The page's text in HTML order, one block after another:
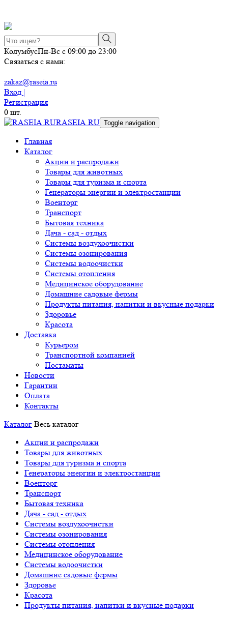
КолумбусПн-Вс с 09:00 до 23:00
Связаться с нами:
zakaz@raseia.ru
Вход |
Регистрация
0 шт.
RASEIA.RU Toggle navigation
Главная
Каталог
Акции и распродажи
Товары для животных
Товары для туризма и спорта
Генераторы энергии и электростанции
Военторг
Транспорт
Бытовая техника
Дача - сад - отдых
Системы воздухоочистки
Системы озонирования
Системы водоочистки
Системы отопления
Медицинское оборудование
Домашние садовые фермы
Продукты питания, напитки и вкусные подарки
Здоровье
Красота
Доставка
Курьером
Транспортной компанией
Постаматы
Новости
Гарантии
Оплата
Контакты
Каталог Весь каталог
Акции и распродажи
Товары для животных
Товары для туризма и спорта
Генераторы энергии и электростанции
Военторг
Транспорт
Бытовая техника
Дача - сад - отдых
Системы воздухоочистки
Системы озонирования
Системы отопления
Медицинское оборудование
Системы водоочистки
Домашние садовые фермы
Здоровье
Красота
Продукты питания, напитки и вкусные подарки